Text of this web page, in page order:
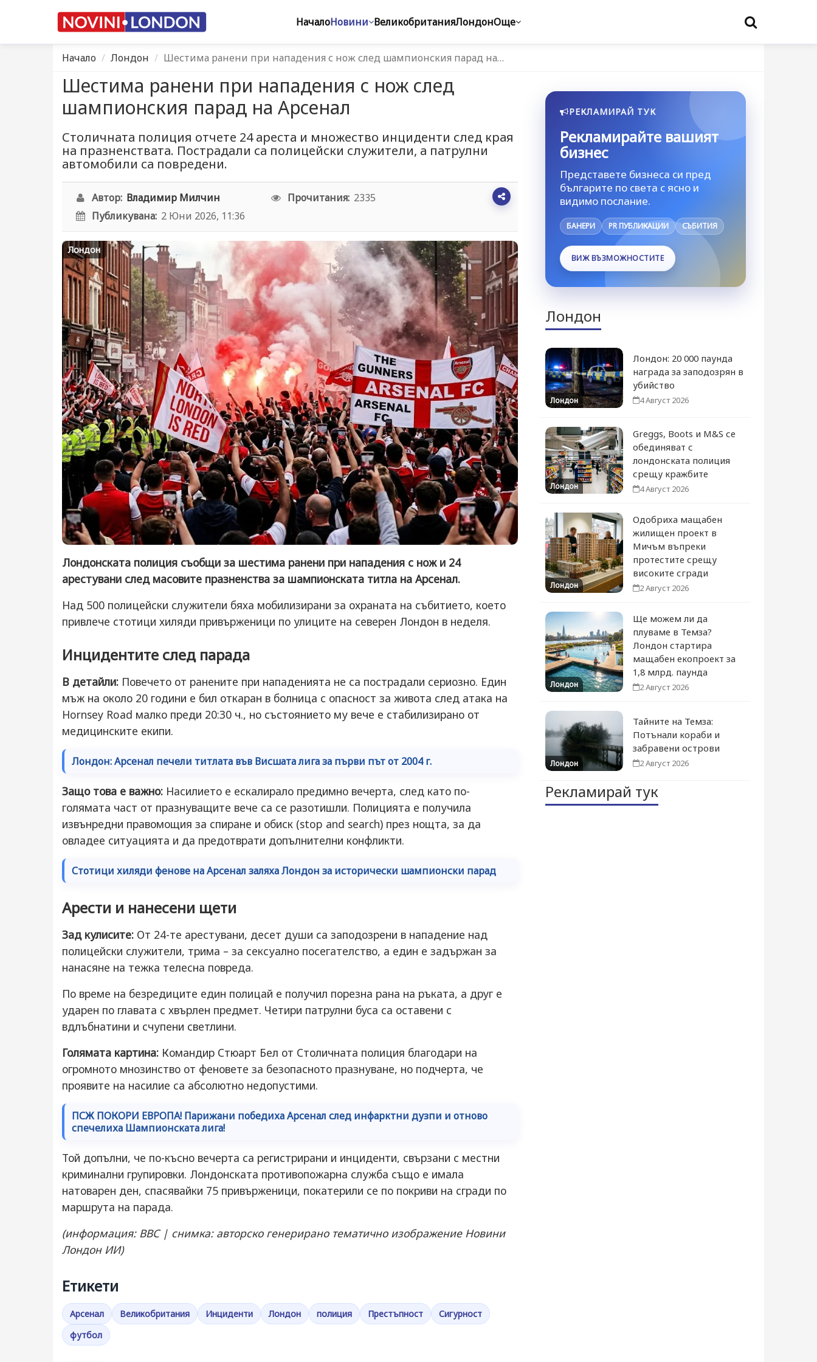
НачалоНовини ВеликобританияЛондонОще
Начало Лондон Шестима ранени при нападения с нож след шампионския парад на…
Шестима ранени при нападения с нож след
шампионския парад на Арсенал
Столичната полиция отчете 24 ареста и множество инциденти след края
на празненствата. Пострадали са полицейски служители, а патрулни
автомобили са повредени.
Автор: Владимир Милчин Прочитания: 2335
Публикувана: 2 Юни 2026, 11:36
Лондон
Лондонската полиция съобщи за шестима ранени при нападения с нож и 24
арестувани след масовите празненства за шампионската титла на Арсенал.
Над 500 полицейски служители бяха мобилизирани за охраната на събитието, което
привлече стотици хиляди привърженици по улиците на северен Лондон в неделя.
Инцидентите след парада
В детайли: Повечето от ранените при нападенията не са пострадали сериозно. Един
мъж на около 20 години е бил откаран в болница с опасност за живота след атака на
Hornsey Road малко преди 20:30 ч., но състоянието му вече е стабилизирано от
медицинските екипи.
Лондон: Арсенал печели титлата във Висшата лига за първи път от 2004 г.
Защо това е важно: Насилието е ескалирало предимно вечерта, след като по-
голямата част от празнуващите вече са се разотишли. Полицията е получила
извънредни правомощия за спиране и обиск (stop and search) през нощта, за да
овладее ситуацията и да предотврати допълнителни конфликти.
Стотици хиляди фенове на Арсенал заляха Лондон за исторически шампионски парад
Арести и нанесени щети
Зад кулисите: От 24-те арестувани, десет души са заподозрени в нападение над
полицейски служители, трима – за сексуално посегателство, а един е задържан за
нанасяне на тежка телесна повреда.
По време на безредиците един полицай е получил порезна рана на ръката, а друг е
ударен по главата с хвърлен предмет. Четири патрулни буса са оставени с
вдлъбнатини и счупени светлини.
Голямата картина: Командир Стюарт Бел от Столичната полиция благодари на
огромното мнозинство от феновете за безопасното празнуване, но подчерта, че
проявите на насилие са абсолютно недопустими.
ПСЖ ПОКОРИ ЕВРОПА! Парижани победиха Арсенал след инфарктни дузпи и отново
спечелиха Шампионската лига!
Той допълни, че по-късно вечерта са регистрирани и инциденти, свързани с местни
криминални групировки. Лондонската противопожарна служба също е имала
натоварен ден, спасявайки 75 привърженици, покатерили се по покриви на сгради по
маршрута на парада.
(информация: BBC | снимка: авторско генерирано тематично изображение Новини
Лондон ИИ)
Етикети
Арсенал Великобритания Инциденти Лондон полиция Престъпност
Сигурност
футбол
РЕКЛАМИРАЙ ТУК
Рекламирайте вашият
бизнес
Представете бизнеса си пред
българите по света с ясно и
видимо послание.
БАНЕРИ PR ПУБЛИКАЦИИ СЪБИТИЯ
ВИЖ ВЪЗМОЖНОСТИТЕ
Лондон
Лондон
Лондон: 20 000 паунда
награда за заподозрян в
убийство
4 Август 2026
Лондон
Greggs, Boots и M&S се
обединяват с
лондонската полиция
срещу кражбите
4 Август 2026
Лондон
Одобриха мащабен
жилищен проект в
Мичъм въпреки
протестите срещу
високите сгради
2 Август 2026
Лондон
Ще можем ли да
плуваме в Темза?
Лондон стартира
мащабен екопроект за
1,8 млрд. паунда
2 Август 2026
Лондон
Тайните на Темза:
Потънали кораби и
забравени острови
2 Август 2026
Рекламирай тук